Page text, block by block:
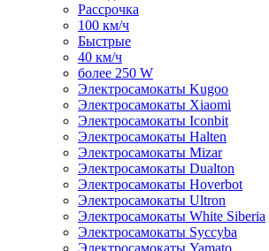
Рассрочка
100 км/ч
Быстрые
40 км/ч
более 250 W
Электросамокаты Kugoo
Электросамокаты Xiaomi
Электросамокаты Iconbit
Электросамокаты Halten
Электросамокаты Mizar
Электросамокаты Dualton
Электросамокаты Hoverbot
Электросамокаты Ultron
Электросамокаты White Siberia
Электросамокаты Syccyba
Электросамокаты Yamato